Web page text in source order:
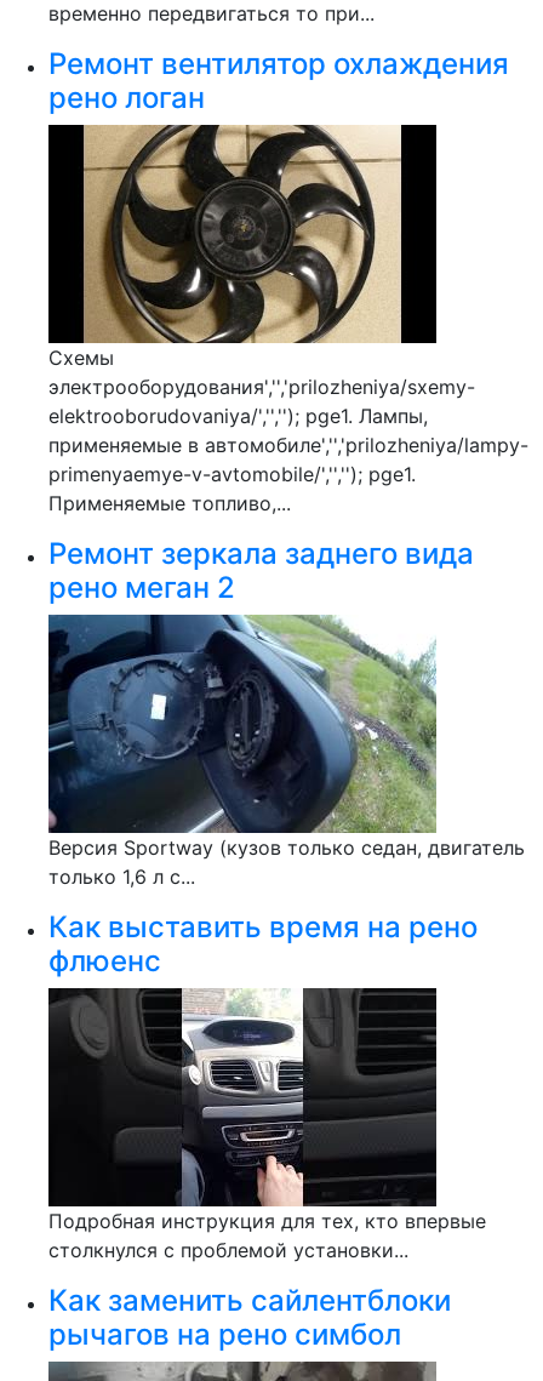
временно передвигаться то при...
Ремонт вентилятор охлаждения
рено логан
Схемы
электрооборудования','','prilozheniya/sxemy-
elektrooborudovaniya/','',''); pge1. Лампы,
применяемые в автомобиле','','prilozheniya/lampy-
primenyaemye-v-avtomobile/','',''); pge1.
Применяемые топливо,...
Ремонт зеркала заднего вида
рено меган 2
Версия Sportway (кузов только седан, двигатель
только 1,6 л с...
Как выставить время на рено
флюенс
Подробная инструкция для тех, кто впервые
столкнулся с проблемой установки...
Как заменить сайлентблоки
рычагов на рено симбол